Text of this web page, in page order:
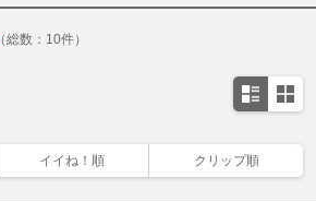
（総数：10件）
イイね！順 クリップ順